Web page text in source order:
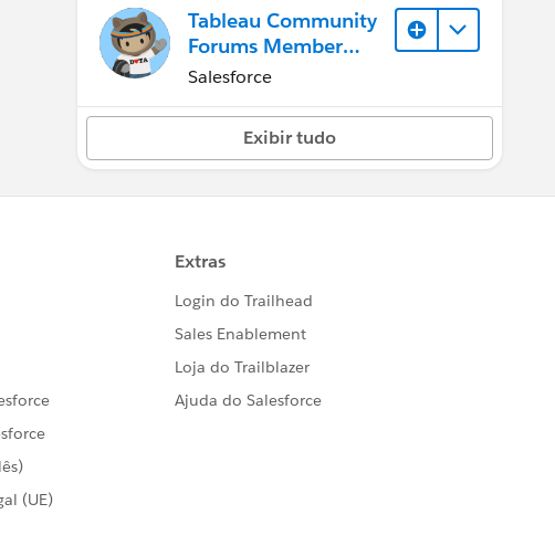
Tableau Community
Forums Member
(Inactive)
Salesforce
Exibir tudo